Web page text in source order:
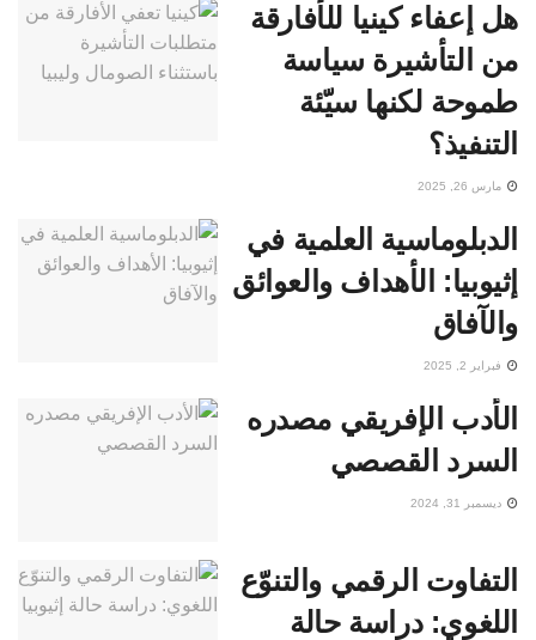
هل إعفاء كينيا للأفارقة
من التأشيرة سياسة
طموحة لكنها سيّئة
التنفيذ؟
مارس 26, 2025
الدبلوماسية العلمية في
إثيوبيا: الأهداف والعوائق
والآفاق
فبراير 2, 2025
الأدب الإفريقي مصدره
السرد القصصي
ديسمبر 31, 2024
التفاوت الرقمي والتنوّع
اللغوي: دراسة حالة